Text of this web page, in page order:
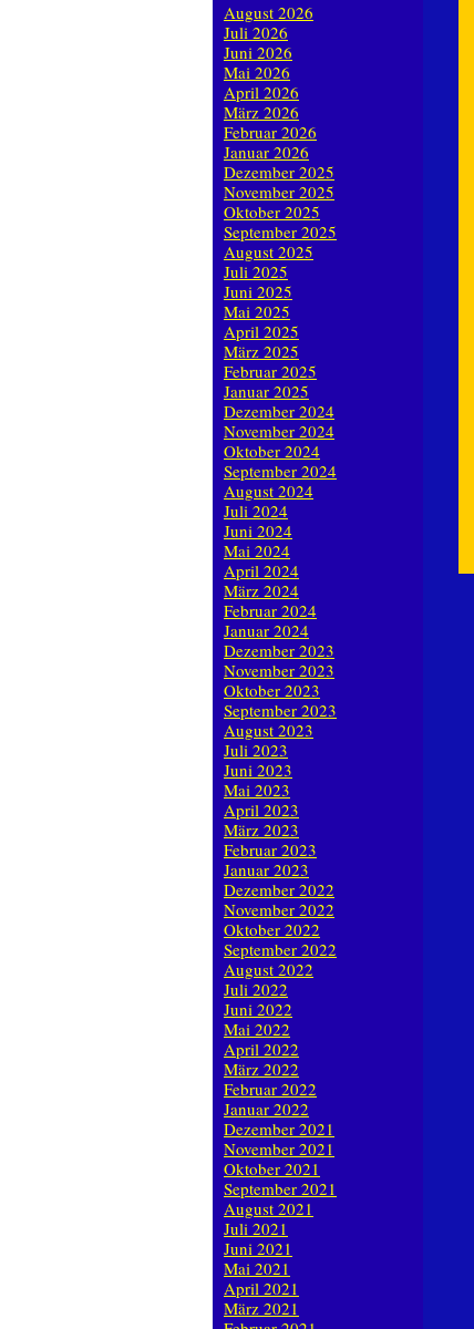
August 2026
Juli 2026
Juni 2026
Mai 2026
April 2026
März 2026
Februar 2026
Januar 2026
Dezember 2025
November 2025
Oktober 2025
September 2025
August 2025
Juli 2025
Juni 2025
Mai 2025
April 2025
März 2025
Februar 2025
Januar 2025
Dezember 2024
November 2024
Oktober 2024
September 2024
August 2024
Juli 2024
Juni 2024
Mai 2024
April 2024
März 2024
Februar 2024
Januar 2024
Dezember 2023
November 2023
Oktober 2023
September 2023
August 2023
Juli 2023
Juni 2023
Mai 2023
April 2023
März 2023
Februar 2023
Januar 2023
Dezember 2022
November 2022
Oktober 2022
September 2022
August 2022
Juli 2022
Juni 2022
Mai 2022
April 2022
März 2022
Februar 2022
Januar 2022
Dezember 2021
November 2021
Oktober 2021
September 2021
August 2021
Juli 2021
Juni 2021
Mai 2021
April 2021
März 2021